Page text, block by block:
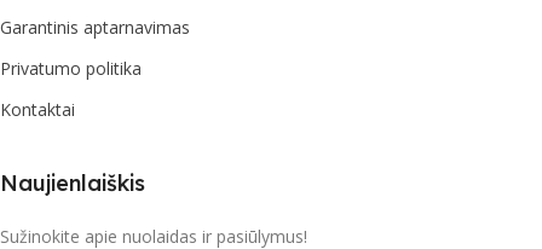
Garantinis aptarnavimas
Privatumo politika
Kontaktai
Naujienlaiškis
Sužinokite apie nuolaidas ir pasiūlymus!